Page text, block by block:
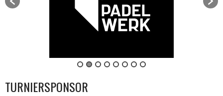
TURNIERSPONSOR